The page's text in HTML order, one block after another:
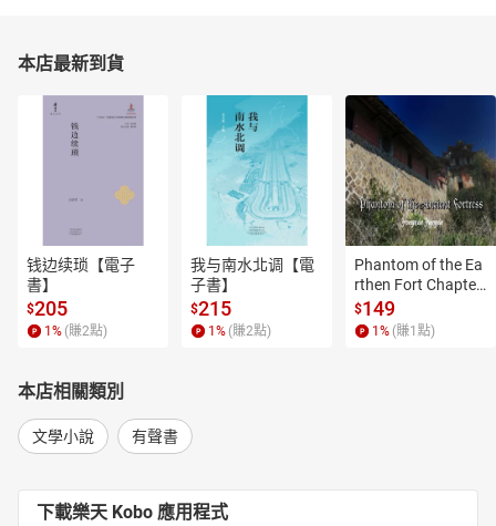
本店最新到貨
钱边续琐【電子
書】
$205
1 % (賺2點)
我与南水北调【電
子書】
$215
1 % (賺2點)
Phantom of the Ea
rthen Fort Chapter
4【有聲書】
$149
1 % (賺1 點)
本店相關類別
文學小說 有聲書
下載樂天 Kobo 應用程式